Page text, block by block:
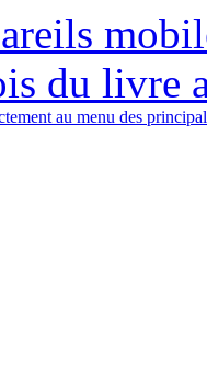
du livre
au menu des